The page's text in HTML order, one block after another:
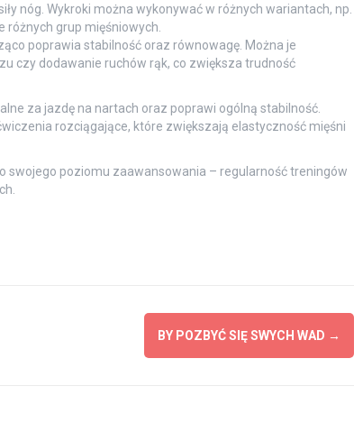
nóg. Wykroki można wykonywać w różnych wariantach, np.
różnych grup mięśniowych.
poprawia stabilność oraz równowagę. Można je
czy dodawanie ruchów rąk, co zwiększa trudność
za jazdę na nartach oraz poprawi ogólną stabilność.
rozciągające, które zwiększają elastyczność mięśni
swojego poziomu zaawansowania – regularność treningów
BY POZBYĆ SIĘ SWYCH WAD →